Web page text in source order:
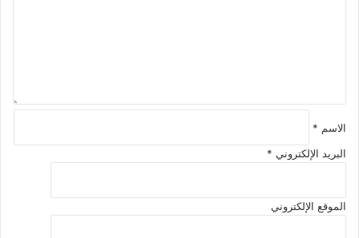
الاسم *
البريد الإلكتروني *
الموقع الإلكتروني